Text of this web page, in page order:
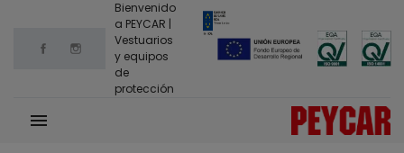
FacebookInstagram
Bienvenido
a PEYCAR |
Vestuarios
y equipos
de
protección
